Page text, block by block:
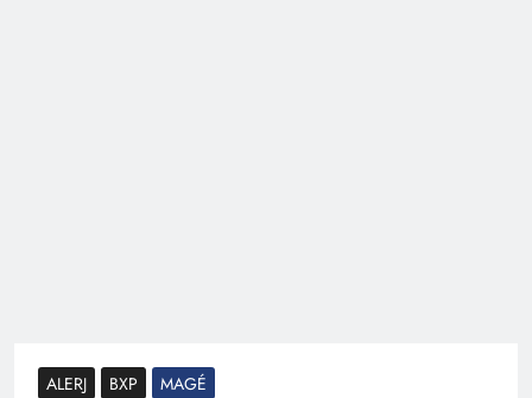
ALERJ BXP MAGÉ